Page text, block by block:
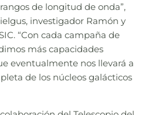
de longitud de onda”,
investigador Ramón y
“Con cada campaña de
más capacidades
eventualmente nos llevará a
de los núcleos galácticos